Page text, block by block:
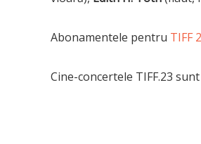
Abonamentele pentru TIFF
Cine-concertele TIFF.23